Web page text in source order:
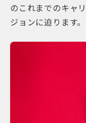
のこれまでのキャ
ジョンに迫ります。